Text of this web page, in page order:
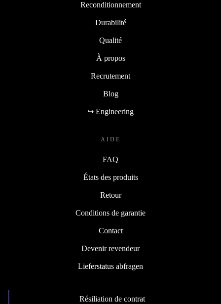
Reconditionnement
Durabilité
Qualité
À propos
Recrutement
Blog
↪ Engineering
AIDE
FAQ
États des produits
Retour
Conditions de garantie
Contact
Devenir revendeur
Lieferstatus abfragen
Résiliation de contrat